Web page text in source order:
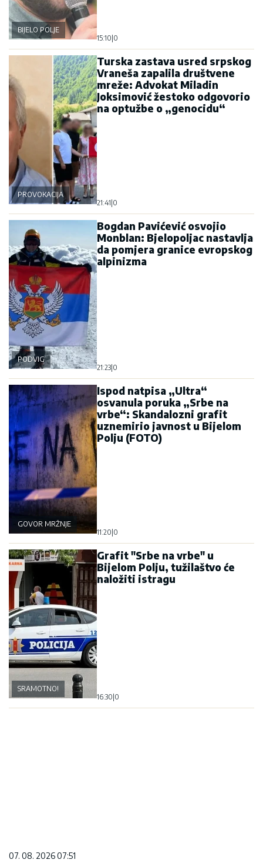
BIJELO POLJE
15:10|0
PROVOKACIJA
Turska zastava usred srpskog
Vraneša zapalila društvene
mreže: Advokat Miladin
Joksimović žestoko odgovorio
na optužbe o „genocidu“
21:41|0
PODVIG
Bogdan Pavićević osvojio
Monblan: Bjelopoljac nastavlja
da pomjera granice evropskog
alpinizma
21:23|0
GOVOR MRŽNJE
Ispod natpisa „Ultra“
osvanula poruka „Srbe na
vrbe“: Skandalozni grafit
uznemirio javnost u Bijelom
Polju (FOTO)
11:20|0
SRAMOTNO!
Grafit "Srbe na vrbe" u
Bijelom Polju, tužilaštvo će
naložiti istragu
16:30|0
07. 08. 2026 07:51